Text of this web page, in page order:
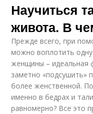
Научиться
живота. В
Прежде всего, при
можно воплотить
женщины – идеальная
заметно «подсушить»
более женственной.
именно в бедрах и
равномерно? Все это